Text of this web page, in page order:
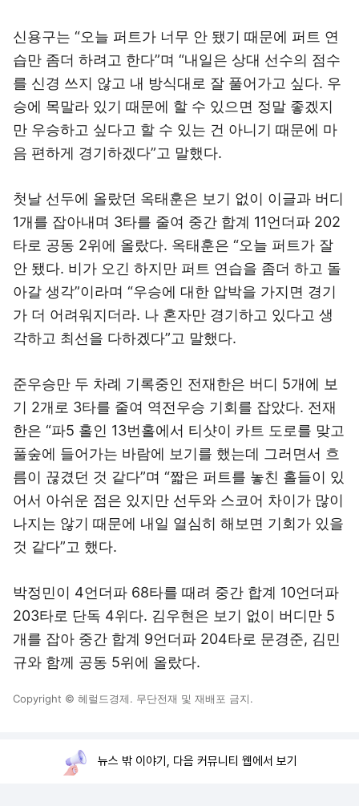
신용구는 “오늘 퍼트가 너무 안 됐기 때문에 퍼트 연
습만 좀더 하려고 한다”며 “내일은 상대 선수의 점수
를 신경 쓰지 않고 내 방식대로 잘 풀어가고 싶다. 우
승에 목말라 있기 때문에 할 수 있으면 정말 좋겠지
만 우승하고 싶다고 할 수 있는 건 아니기 때문에 마
음 편하게 경기하겠다”고 말했다.
첫날 선두에 올랐던 옥태훈은 보기 없이 이글과 버디
1개를 잡아내며 3타를 줄여 중간 합계 11언더파 202
타로 공동 2위에 올랐다. 옥태훈은 “오늘 퍼트가 잘
안 됐다. 비가 오긴 하지만 퍼트 연습을 좀더 하고 돌
아갈 생각”이라며 “우승에 대한 압박을 가지면 경기
가 더 어려워지더라. 나 혼자만 경기하고 있다고 생
각하고 최선을 다하겠다”고 말했다.
준우승만 두 차례 기록중인 전재한은 버디 5개에 보
기 2개로 3타를 줄여 역전우승 기회를 잡았다. 전재
한은 “파5 홀인 13번홀에서 티샷이 카트 도로를 맞고
풀숲에 들어가는 바람에 보기를 했는데 그러면서 흐
름이 끊겼던 것 같다”며 “짧은 퍼트를 놓친 홀들이 있
어서 아쉬운 점은 있지만 선두와 스코어 차이가 많이
나지는 않기 때문에 내일 열심히 해보면 기회가 있을
것 같다”고 했다.
박정민이 4언더파 68타를 때려 중간 합계 10언더파
203타로 단독 4위다. 김우현은 보기 없이 버디만 5
개를 잡아 중간 합계 9언더파 204타로 문경준, 김민
규와 함께 공동 5위에 올랐다.
Copyright © 헤럴드경제. 무단전재 및 재배포 금지.
뉴스 밖 이야기, 다음 커뮤니티 웹에서 보기